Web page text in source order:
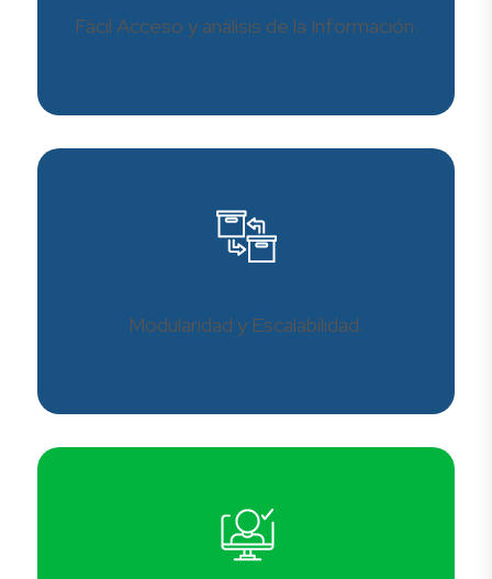
Fácil Acceso y análisis de la Información.
Modularidad y Escalabilidad.